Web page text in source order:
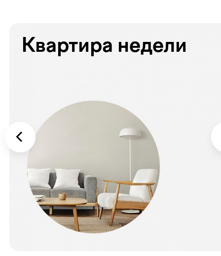
Квартира недели